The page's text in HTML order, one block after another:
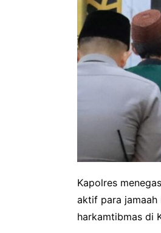
Kapolres
aktif para jamaah
harkamtibmas di